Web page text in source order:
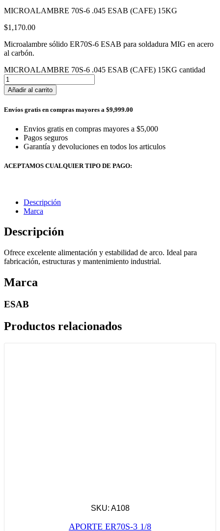
MICROALAMBRE 70S-6 .045 ESAB (CAFE) 15KG
$1,170.00
Microalambre sólido ER70S-6 ESAB para soldadura MIG en acero
al carbón.
MICROALAMBRE 70S-6 .045 ESAB (CAFE) 15KG cantidad
Añadir al carrito
Envíos gratis en compras mayores a $9,999.00
Envios gratis en compras mayores a $5,000
Pagos seguros
Garantía y devoluciones en todos los articulos
ACEPTAMOS CUALQUIER TIPO DE PAGO:
Descripción
Marca
Descripción
Ofrece excelente alimentación y estabilidad de arco. Ideal para
fabricación, estructuras y mantenimiento industrial.
Marca
ESAB
Productos relacionados
SKU: A108
APORTE ER70S-3 1/8